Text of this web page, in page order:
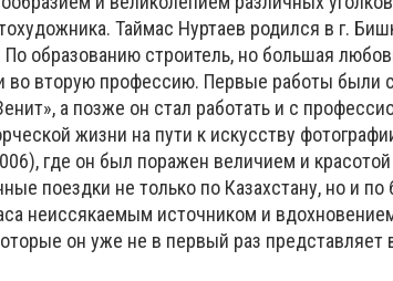
Таймас Нуртаев родился в г.
образованию строитель, но большая
во вторую профессию. Первые работы были
а позже он стал работать и с
жизни на пути к искусству
где он был поражен величием и
поездки не только по Казахстану, но и
неиссякаемым источником и
он уже не в первый раз представляет